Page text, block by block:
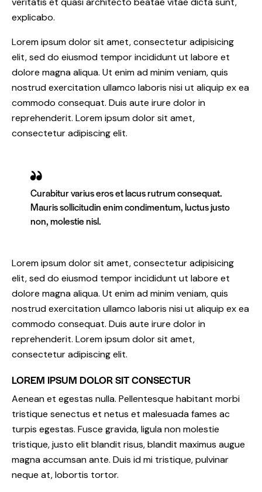
explicabo.
Lorem ipsum dolor sit amet, consectetur adipisicing
elit, sed do eiusmod tempor incididunt ut labore et
dolore magna aliqua. Ut enim ad minim veniam, quis
nostrud exercitation ullamco laboris nisi ut aliquip ex ea
commodo consequat. Duis aute irure dolor in
reprehenderit. Lorem ipsum dolor sit amet,
consectetur adipiscing elit.
Curabitur varius eros et lacus rutrum consequat.
Mauris sollicitudin enim condimentum, luctus justo
non, molestie nisl.
Lorem ipsum dolor sit amet, consectetur adipisicing
elit, sed do eiusmod tempor incididunt ut labore et
dolore magna aliqua. Ut enim ad minim veniam, quis
nostrud exercitation ullamco laboris nisi ut aliquip ex ea
commodo consequat. Duis aute irure dolor in
reprehenderit. Lorem ipsum dolor sit amet,
consectetur adipiscing elit.
LOREM IPSUM DOLOR SIT CONSECTUR
Aenean et egestas nulla. Pellentesque habitant morbi
tristique senectus et netus et malesuada fames ac
turpis egestas. Fusce gravida, ligula non molestie
tristique, justo elit blandit risus, blandit maximus augue
magna accumsan ante. Duis id mi tristique, pulvinar
neque at, lobortis tortor.